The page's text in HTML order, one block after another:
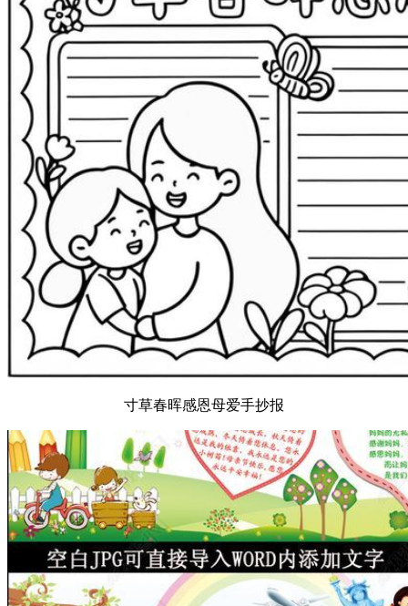
寸草春晖感恩母爱手抄报